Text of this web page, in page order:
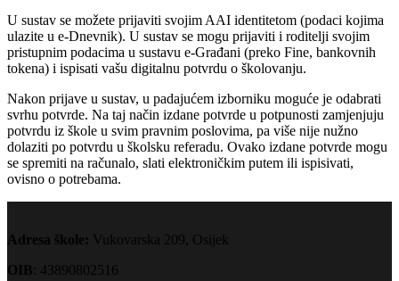
U sustav se možete prijaviti svojim AAI identitetom (podaci kojima
ulazite u e-Dnevnik). U sustav se mogu prijaviti i roditelji svojim
pristupnim podacima u sustavu e-Građani (preko Fine, bankovnih
tokena) i ispisati vašu digitalnu potvrdu o školovanju.
Nakon prijave u sustav, u padajućem izborniku moguće je odabrati
svrhu potvrde. Na taj način izdane potvrde u potpunosti zamjenjuju
potvrdu iz škole u svim pravnim poslovima, pa više nije nužno
dolaziti po potvrdu u školsku referadu. Ovako izdane potvrde mogu
se spremiti na računalo, slati elektroničkim putem ili ispisivati,
ovisno o potrebama.
Adresa škole: Vukovarska 209, Osijek
OIB: 43890802516